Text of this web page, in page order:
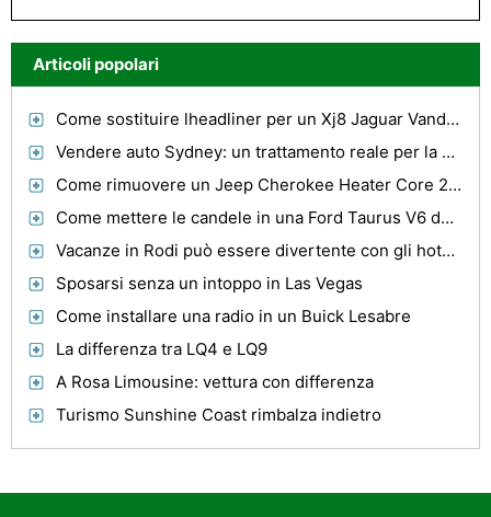
Articoli popolari
Come sostituire lheadliner per un Xj8 Jaguar Vanden Plas
Vendere auto Sydney: un trattamento reale per la vostra vecchia auto
Come rimuovere un Jeep Cherokee Heater Core 2001
Come mettere le candele in una Ford Taurus V6 del 2000
Vacanze in Rodi può essere divertente con gli hotel proprio di Rodi
Sposarsi senza un intoppo in Las Vegas
Come installare una radio in un Buick Lesabre
La differenza tra LQ4 e LQ9
A Rosa Limousine: vettura con differenza
Turismo Sunshine Coast rimbalza indietro